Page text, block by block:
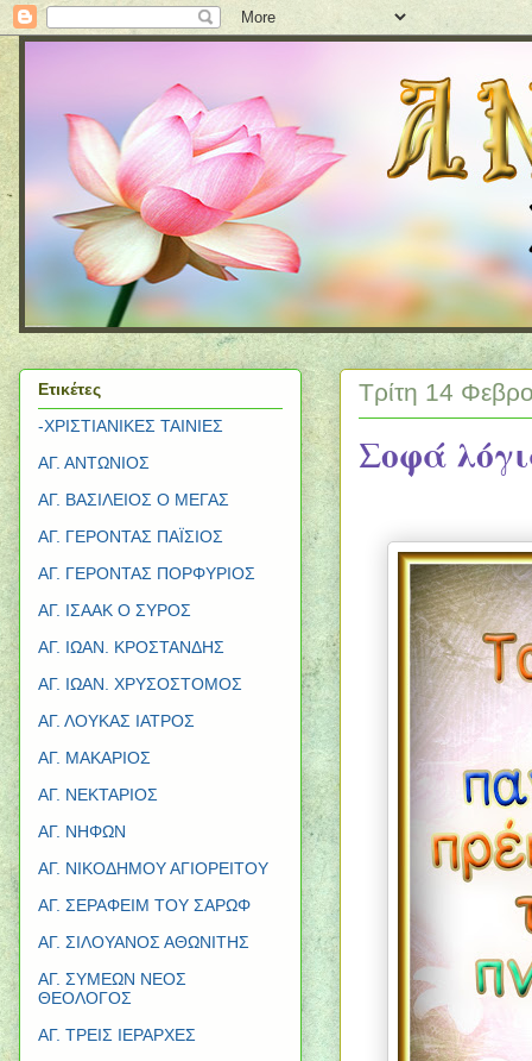
Τρίτη 14
Σοφά
Ετικέτες
-ΧΡΙΣΤΙΑΝΙΚΕΣ ΤΑΙΝΙΕΣ
ΑΓ. ΑΝΤΩΝΙΟΣ
ΑΓ. ΒΑΣΙΛΕΙΟΣ Ο ΜΕΓΑΣ
ΑΓ. ΓΕΡΟΝΤΑΣ ΠΑΪΣΙΟΣ
ΑΓ. ΓΕΡΟΝΤΑΣ ΠΟΡΦΥΡΙΟΣ
ΑΓ. ΙΣΑΑΚ Ο ΣΥΡΟΣ
ΑΓ. ΙΩΑΝ. ΚΡΟΣΤΑΝΔΗΣ
ΑΓ. ΙΩΑΝ. ΧΡΥΣΟΣΤΟΜΟΣ
ΑΓ. ΛΟΥΚΑΣ ΙΑΤΡΟΣ
ΑΓ. ΜΑΚΑΡΙΟΣ
ΑΓ. ΝΕΚΤΑΡΙΟΣ
ΑΓ. ΝΗΦΩΝ
ΑΓ. ΝΙΚΟΔΗΜΟΥ ΑΓΙΟΡΕΙΤΟΥ
ΑΓ. ΣΕΡΑΦΕΙΜ ΤΟΥ ΣΑΡΩΦ
ΑΓ. ΣΙΛΟΥΑΝΟΣ ΑΘΩΝΙΤΗΣ
ΑΓ. ΣΥΜΕΩΝ ΝΕΟΣ
ΘΕΟΛΟΓΟΣ
ΑΓ. ΤΡΕΙΣ ΙΕΡΑΡΧΕΣ